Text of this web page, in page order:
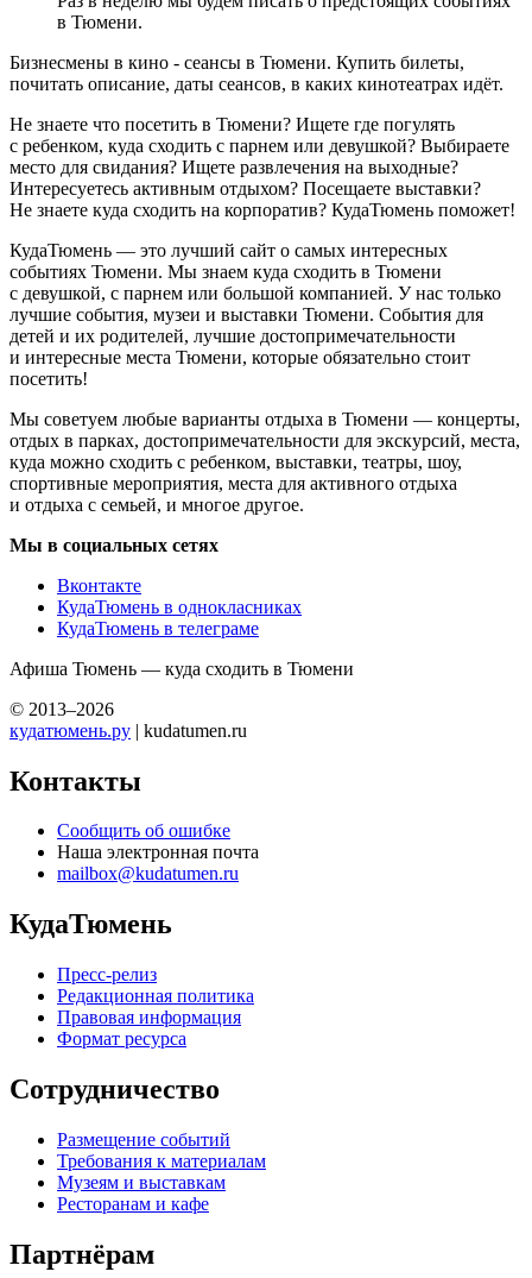
в Тюмени.
Бизнесмены в кино - сеансы в Тюмени. Купить билеты,
почитать описание, даты сеансов, в каких кинотеатрах идёт.
Не знаете что посетить в Тюмени? Ищете где погулять
с ребенком, куда сходить с парнем или девушкой? Выбираете
место для свидания? Ищете развлечения на выходные?
Интересуетесь активным отдыхом? Посещаете выставки?
Не знаете куда сходить на корпоратив? КудаТюмень поможет!
КудаТюмень — это лучший сайт о самых интересных
событиях Тюмени. Мы знаем куда сходить в Тюмени
с девушкой, с парнем или большой компанией. У нас только
лучшие события, музеи и выставки Тюмени. События для
детей и их родителей, лучшие достопримечательности
и интересные места Тюмени, которые обязательно стоит
посетить!
Мы советуем любые варианты отдыха в Тюмени — концерты,
отдых в парках, достопримечательности для экскурсий, места,
куда можно сходить с ребенком, выставки, театры, шоу,
спортивные мероприятия, места для активного отдыха
и отдыха с семьей, и многое другое.
Мы в социальных сетях
Вконтакте
КудаТюмень в однокласниках
КудаТюмень в телеграме
Афиша Тюмень — куда сходить в Тюмени
© 2013–2026
кудатюмень.ру | kudatumen.ru
Контакты
Сообщить об ошибке
Наша электронная почта
mailbox@kudatumen.ru
КудаТюмень
Пресс-релиз
Редакционная политика
Правовая информация
Формат ресурса
Сотрудничество
Размещение событий
Требования к материалам
Музеям и выставкам
Ресторанам и кафе
Партнёрам